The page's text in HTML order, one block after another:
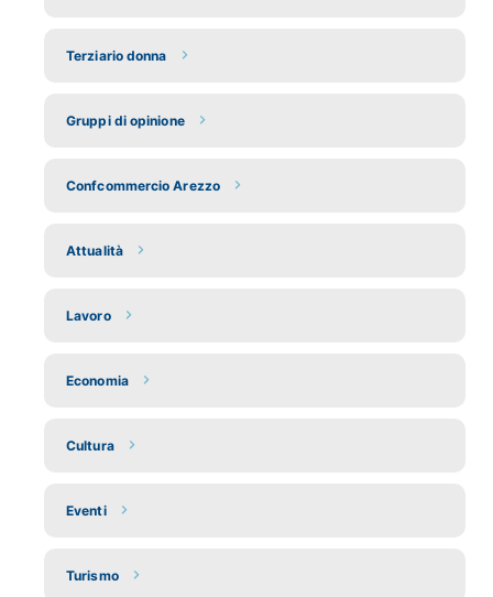
Terziario donna
Gruppi di opinione
Confcommercio Arezzo
Attualità
Lavoro
Economia
Cultura
Eventi
Turismo